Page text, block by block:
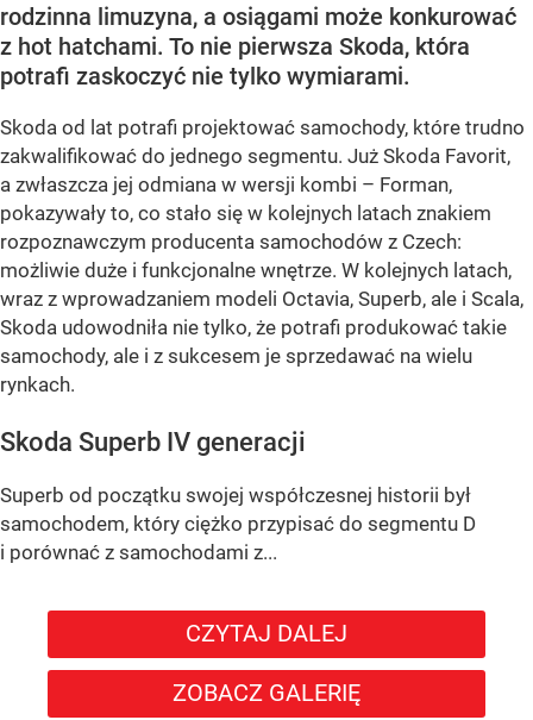
rodzinna limuzyna, a osiągami może konkurować
z hot hatchami. To nie pierwsza Skoda, która
potrafi zaskoczyć nie tylko wymiarami.
Skoda od lat potrafi projektować samochody, które trudno
zakwalifikować do jednego segmentu. Już Skoda Favorit,
a zwłaszcza jej odmiana w wersji kombi – Forman,
pokazywały to, co stało się w kolejnych latach znakiem
rozpoznawczym producenta samochodów z Czech:
możliwie duże i funkcjonalne wnętrze. W kolejnych latach,
wraz z wprowadzaniem modeli Octavia, Superb, ale i Scala,
Skoda udowodniła nie tylko, że potrafi produkować takie
samochody, ale i z sukcesem je sprzedawać na wielu
rynkach.
Skoda Superb IV generacji
Superb od początku swojej współczesnej historii był
samochodem, który ciężko przypisać do segmentu D
i porównać z samochodami z...
CZYTAJ DALEJ
ZOBACZ GALERIĘ